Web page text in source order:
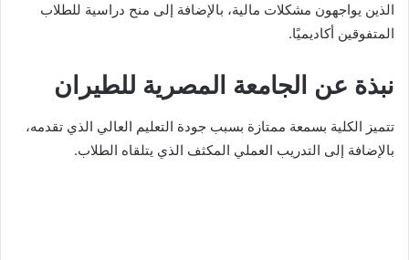
الذين يواجهون مشكلات مالية، بالإضافة إلى منح دراسية للطلاب
المتفوقين أكاديميًا.
نبذة عن الجامعة المصرية للطيران
تتميز الكلية بسمعة ممتازة بسبب جودة التعليم العالي الذي تقدمه،
بالإضافة إلى التدريب العملي المكثف الذي يتلقاه الطلاب.